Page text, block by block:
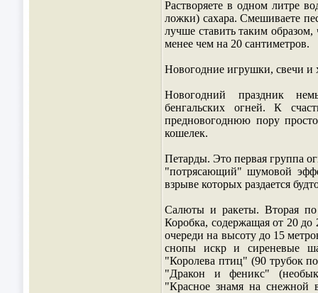
Растворяете в одном литре
ложки) сахара. Смешиваете
лучше ставить таким
менее чем на 20 сантиметров.
Новогодние игрушки, свечи и
Новогодний праздник
бенгальских огней. К
предновогоднюю пору
кошелек.
Петарды. Это первая группа
"потрясающий" шумовой
взрыве которых раздается
Салюты и ракеты. Вторая по
Коробка, содержащая от 20 до
очереди на высоту до 15
снопы искр и сиреневые
"Королева птиц" (90 трубок
"Дракон и феникс"
"Красное знамя на снежной